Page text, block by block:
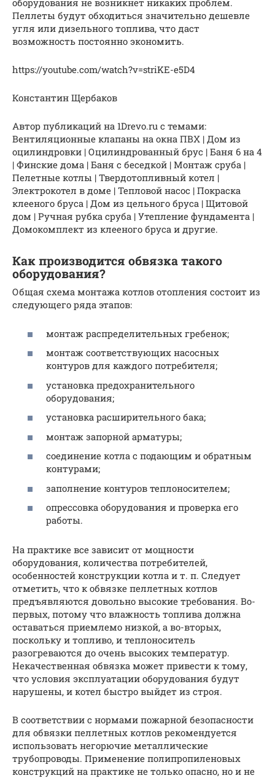
оборудования не возникнет никаких проблем.
Пеллеты будут обходиться значительно дешевле
угля или дизельного топлива, что даст
возможность постоянно экономить.
https://youtube.com/watch?v=striKE-e5D4
Константин Щербаков
Автор публикаций на 1Drevo.ru с темами:
Вентиляционные клапаны на окна ПВХ | Дом из
оцилиндровки | Оцилиндрованный брус | Баня 6 на 4
| Финские дома | Баня с беседкой | Монтаж сруба |
Пелетные котлы | Твердотопливный котел |
Электрокотел в доме | Тепловой насос | Покраска
клееного бруса | Дом из цельного бруса | Щитовой
дом | Ручная рубка сруба | Утепление фундамента |
Домокомплект из клееного бруса и другие.
Как производится обвязка такого
оборудования?
Общая схема монтажа котлов отопления состоит из
следующего ряда этапов:
монтаж распределительных гребенок;
монтаж соответствующих насосных
контуров для каждого потребителя;
установка предохранительного
оборудования;
установка расширительного бака;
монтаж запорной арматуры;
соединение котла с подающим и обратным
контурами;
заполнение контуров теплоносителем;
опрессовка оборудования и проверка его
работы.
На практике все зависит от мощности
оборудования, количества потребителей,
особенностей конструкции котла и т. п. Следует
отметить, что к обвязке пеллетных котлов
предъявляются довольно высокие требования. Во-
первых, потому что влажность топлива должна
оставаться приемлемо низкой, а во-вторых,
поскольку и топливо, и теплоноситель
разогреваются до очень высоких температур.
Некачественная обвязка может привести к тому,
что условия эксплуатации оборудования будут
нарушены, и котел быстро выйдет из строя.
В соответствии с нормами пожарной безопасности
для обвязки пеллетных котлов рекомендуется
использовать негорючие металлические
трубопроводы. Применение полипропиленовых
конструкций на практике не только опасно, но и не